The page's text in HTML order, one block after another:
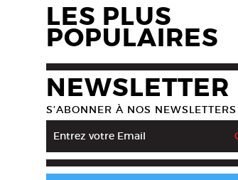
LES PLUS
POPULAIRES
NEWSLETTER
S’ABONNER À NOS NEWSLETTERS